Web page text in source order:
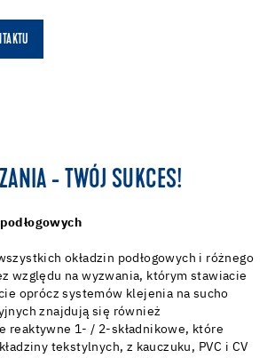
- TWÓJ SUKCES!
okładzin podłogowych i różnego
względu na wyzwania, którym stawiacie
oprócz systemów klejenia na sucho
znajdują się również
reaktywne 1- / 2-składnikowe, które
tekstylnych, z kauczuku, PVC i CV